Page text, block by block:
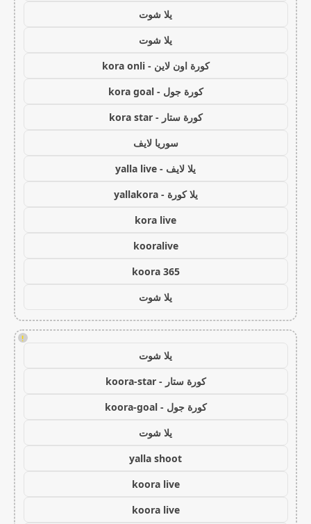
يلا شوت
يلا شوت
كورة اون لاين - kora onli
كورة جول - kora goal
كورة ستار - kora star
سوريا لايف
يلا لايف - yalla live
يلا كورة - yallakora
kora live
kooralive
koora 365
يلا شوت
!
يلا شوت
كورة ستار - koora-star
كورة جول - koora-goal
يلا شوت
yalla shoot
koora live
koora live